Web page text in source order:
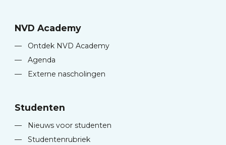
NVD Academy
—
Ontdek NVD Academy
—
Agenda
—
Externe nascholingen
Studenten
—
Nieuws voor studenten
—
Studentenrubriek